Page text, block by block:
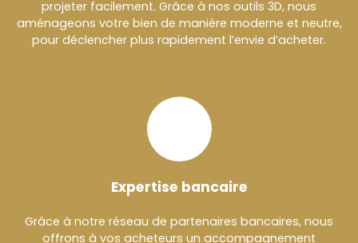
projeter facilement. Grâce à nos outils 3D, nous
aménageons votre bien de manière moderne et neutre,
pour déclencher plus rapidement l’envie d’acheter.
Expertise bancaire
Grâce à notre réseau de partenaires bancaires, nous
offrons à vos acheteurs un accompagnement